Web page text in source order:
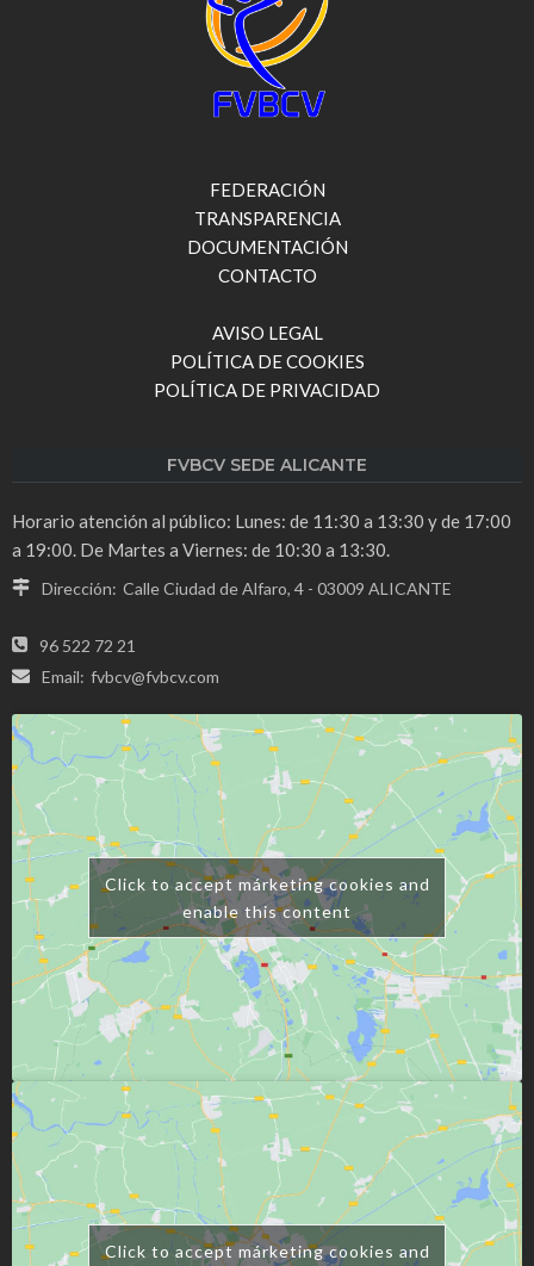
FEDERACIÓN
TRANSPARENCIA
DOCUMENTACIÓN
CONTACTO
AVISO LEGAL
POLÍTICA DE COOKIES
POLÍTICA DE PRIVACIDAD
FVBCV SEDE ALICANTE
Horario atención al público: Lunes: de 11:30 a 13:30 y de 17:00
a 19:00. De Martes a Viernes: de 10:30 a 13:30.
Dirección: Calle Ciudad de Alfaro, 4 - 03009 ALICANTE
96 522 72 21
Email: fvbcv@fvbcv.com
Click to accept márketing cookies and
enable this content
Click to accept márketing cookies and